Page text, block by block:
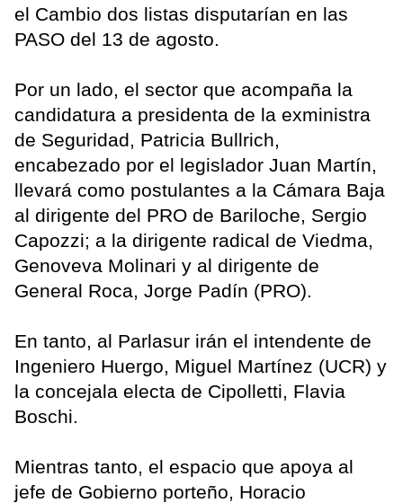
el Cambio dos listas disputarían en las
PASO del 13 de agosto.
Por un lado, el sector que acompaña la
candidatura a presidenta de la exministra
de Seguridad, Patricia Bullrich,
encabezado por el legislador Juan Martín,
llevará como postulantes a la Cámara Baja
al dirigente del PRO de Bariloche, Sergio
Capozzi; a la dirigente radical de Viedma,
Genoveva Molinari y al dirigente de
General Roca, Jorge Padín (PRO).
En tanto, al Parlasur irán el intendente de
Ingeniero Huergo, Miguel Martínez (UCR) y
la concejala electa de Cipolletti, Flavia
Boschi.
Mientras tanto, el espacio que apoya al
jefe de Gobierno porteño, Horacio